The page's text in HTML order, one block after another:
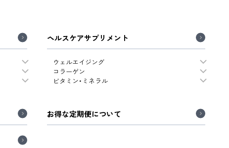
ヘルスケアサプリメント
ウェルエイジング
コラーゲン
ビタミン・ミネラル
お得な定期便について